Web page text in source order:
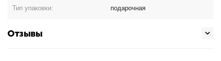
Тип упаковки: подарочная
Отзывы